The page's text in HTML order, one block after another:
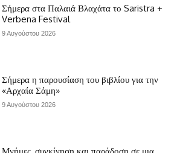
Σήμερα στα Παλαιά Βλαχάτα το Saristra +
Verbena Festival
9 Αυγούστου 2026
Σήμερα η παρουσίαση του βιβλίου για την
«Αρχαία Σάμη»
9 Αυγούστου 2026